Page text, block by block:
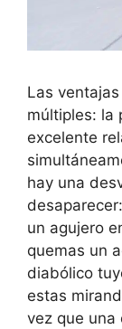
Las
múltiples: la
excelente
hay una
un agujero
quemas un
diabólico
estas
vez que una